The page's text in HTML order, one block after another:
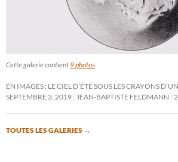
Cette galerie contient 9 photos.
EN IMAGES : LE CIEL D’ÉTÉ SOUS LES CRAYONS
SEPTEMBRE 3, 2019 JEAN-BAPTISTE FELDMANN
TOUTES LES GALERIES →